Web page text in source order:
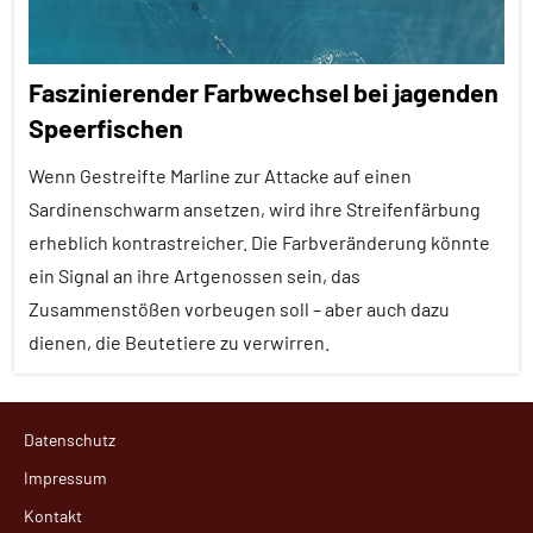
Faszinierender Farbwechsel bei jagenden
Speerfischen
Wenn Gestreifte Marline zur Attacke auf einen
Sardinenschwarm ansetzen, wird ihre Streifenfärbung
erheblich kontrastreicher. Die Farbveränderung könnte
ein Signal an ihre Artgenossen sein, das
Zusammenstößen vorbeugen soll – aber auch dazu
dienen, die Beutetiere zu verwirren.
Artikel
Alle
Themen
Datenschutz
Impressum
Kontakt